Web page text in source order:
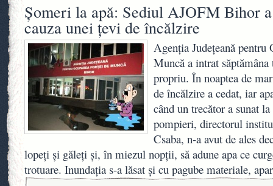
Şomeri la apă: Sediul AJOFM Bihor
cauza unei ţevi de încălzire
Agenţia Judeţeană pentru
Muncă a intrat
propriu. În noaptea de
de încălzire a cedat, iar
când un trecător a sunat
pompieri, directorul
Csaba, n-a avut de ales
lopeţi şi găleţi şi, în miezul nopţii, să adune apa ce
trotuare. Inundaţia s-a lăsat şi cu pagube materiale,